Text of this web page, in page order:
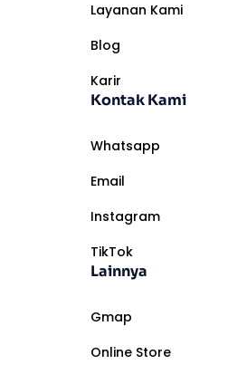
Layanan Kami
Blog
Karir
Kontak Kami
Whatsapp
Email
Instagram
TikTok
Lainnya
Gmap
Online Store